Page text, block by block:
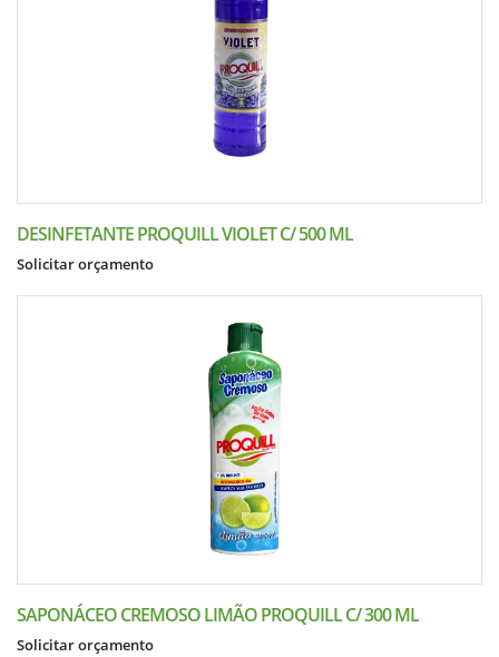
DESINFETANTE PROQUILL VIOLET C/ 500 ML
Solicitar orçamento
SAPONÁCEO CREMOSO LIMÃO PROQUILL C/ 300 ML
Solicitar orçamento